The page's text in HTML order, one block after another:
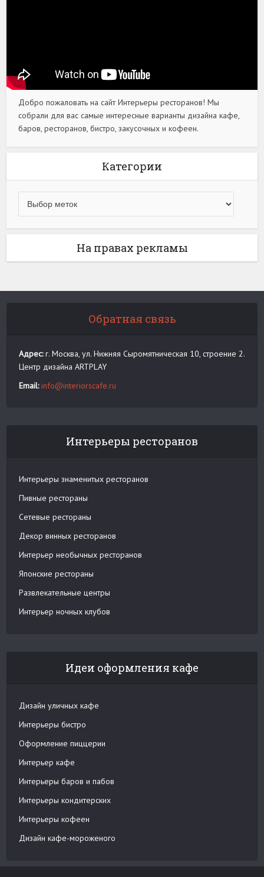
Добро пожаловать на сайт Интерьеры ресторанов! Мы
собрали для вас самые интересные варианты дизайна кафе,
баров, ресторанов, бистро, закусочных и кофеен.
Категории
На правах рекламы
Обратная связь
Адрес:г. Москва, ул. Нижняя Сыромятническая 10, строение 2.
Центр дизайна ARTPLAY
Email: info@interiorscafe.ru
Интерьеры ресторанов
Интерьеры знаменитых ресторанов
Пивные рестораны
Сетевые рестораны
Декор винных ресторанов
Интерьер необычных ресторанов
Японские рестораны
Развлекательные центры
Интерьер ночных клубов
Идеи оформления кафе
Дизайн уличных кафе
Интерьеры бистро
Оформление пиццерии
Интерьер кафе
Интерьеры баров и пабов
Интерьеры кондитерских
Интерьеры кофеен
Дизайн кафе-мороженого